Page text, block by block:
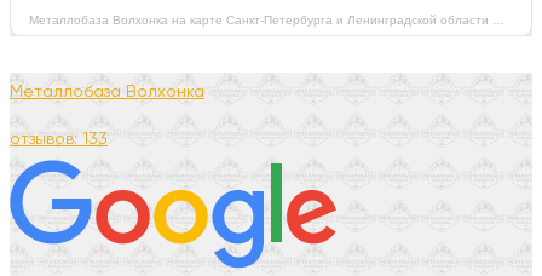
Металлобаза Волхонка
отзывов: 133